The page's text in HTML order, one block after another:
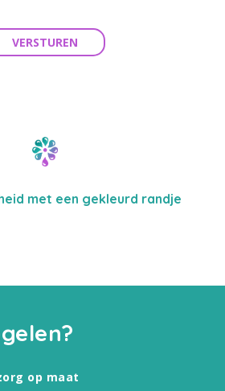
VERSTUREN
met een gekleurd randje
op maat